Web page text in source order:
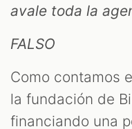
avale toda la
FALSO
Como contamos
la fundación de
financiando una